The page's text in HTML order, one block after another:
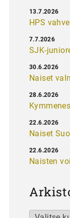
HPS
13.7.2026
SJK-
7.7.2026
Naiset
30.6.2026
28.6.2026
Naiset
22.6.2026
Naisten
22.6.2026
Arkistot